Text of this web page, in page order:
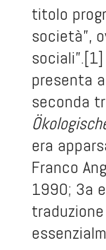
titolo
società”,
sociali”.[1]
presenta
seconda
era
Franco
1990; 3a